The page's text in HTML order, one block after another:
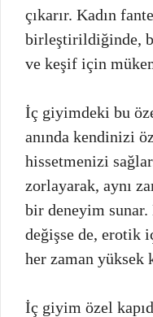
çıkarır. Kadın
birleştirildiğinde,
ve keşif için
İç giyimdeki bu
anında kendinizi
hissetmenizi
zorlayarak, aynı
bir deneyim
değişse de, erotik
her zaman yüksek
İç giyim özel